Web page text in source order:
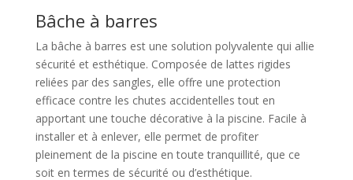
Bâche à barres
La bâche à barres est une solution polyvalente qui allie
sécurité et esthétique. Composée de lattes rigides
reliées par des sangles, elle offre une protection
efficace contre les chutes accidentelles tout en
apportant une touche décorative à la piscine. Facile à
installer et à enlever, elle permet de profiter
pleinement de la piscine en toute tranquillité, que ce
soit en termes de sécurité ou d’esthétique.